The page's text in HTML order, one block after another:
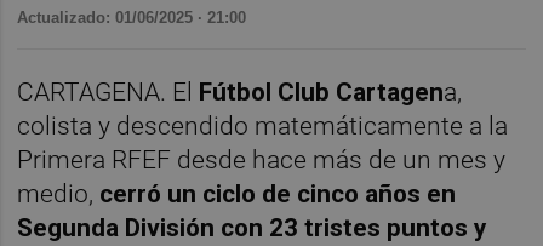
Actualizado: 01/06/2025 · 21:00
CARTAGENA. El Fútbol Club Cartagena,
colista y descendido matemáticamente a la
Primera RFEF desde hace más de un mes y
medio, cerró un ciclo de cinco años en
Segunda División con 23 tristes puntos y